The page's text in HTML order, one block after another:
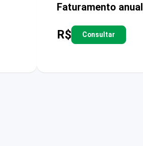
Faturamento anual
R$ Consultar